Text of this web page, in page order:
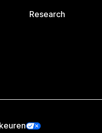
Research